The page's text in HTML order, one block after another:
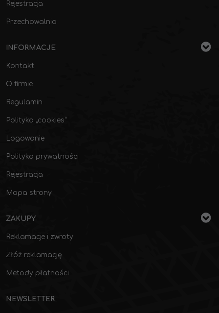
Rejestracja
Przechowalnia
INFORMACJE
Kontakt
O firmie
Regulamin
Polityka „cookies”
Logowanie
Polityka prywatności
Rejestracja
Mapa strony
ZAKUPY
Reklamacje i zwroty
Złóż reklamację
Metody płatności
NEWSLETTER